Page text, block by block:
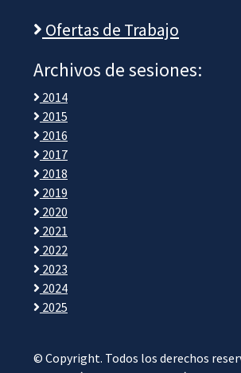
Ofertas de Trabajo
Archivos de sesiones:
2014
2015
2016
2017
2018
2019
2020
2021
2022
2023
2024
2025
© Copyright. Todos los derechos